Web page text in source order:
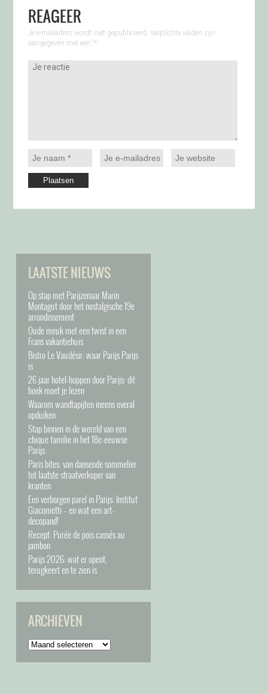
REAGEER
Je e-mailadres wordt niet gepubliceerd. Verplichte velden zijn
aangegeven met een '*'
LAATSTE NIEUWS
Op stap met Parijzenaar Marin
Montagut door het nostalgische 19e
arrondissement
Oude meuk met een twist in een
Frans vakantiehuis
Bistro Le Vaudésir: waar Parijs Parijs
is
26 jaar hotel-hoppen door Parijs: dit
boek moet je lezen
Waarom wandtapijten ineens overal
opduiken
Stap binnen in de wereld van een
chique familie in het 18e-eeuwse
Parijs
Paris bites: van dansende sommelier
tot laatste straatverkoper van
kranten
Een verborgen parel in Parijs: Institut
Giacometti – en wat een art-
decopand!
Recept: Purée de pois cassés au
jambon
Parijs 2026: wat er opent,
terugkeert en te zien is
ARCHIEVEN